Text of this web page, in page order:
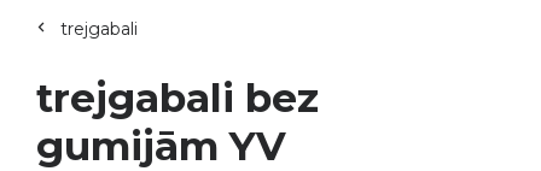
trejgabali
trejgabali bez
gumijām YV